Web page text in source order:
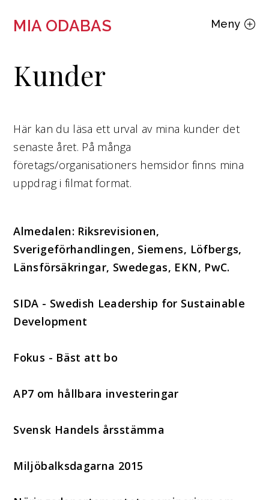
MIA ODABAS Meny
Kunder
Här kan du läsa ett urval av mina kunder det
senaste året. På många
företags/organisationers hemsidor finns mina
uppdrag i filmat format.
Almedalen: Riksrevisionen,
Sverigeförhandlingen, Siemens, Löfbergs,
Länsförsäkringar, Swedegas, EKN, PwC.
SIDA - Swedish Leadership for Sustainable
Development
Fokus - Bäst att bo
AP7 om hållbara investeringar
Svensk Handels årsstämma
Miljöbalksdagarna 2015